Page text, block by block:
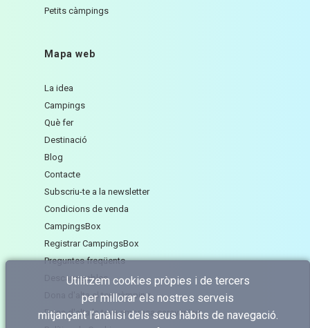
Petits càmpings
Mapa web
La idea
Campings
Què fer
Destinació
Blog
Contacte
Subscriu-te a la newsletter
Condicions de venda
CampingsBox
Registrar CampingsBox
Preguntes freqüents
Descarregables
Dona d'alta el teu càmping
Dona d'alta la teva empresa caravaning
Utilitzem cookies pròpies i de tercers
per millorar els nostres serveis
mitjançant l’anàlisi dels seus hàbits de navegació.